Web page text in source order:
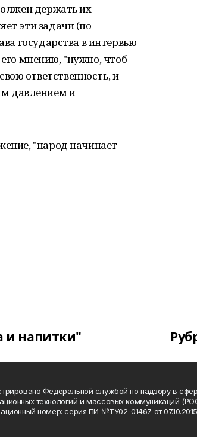
держать их
эти задачи (по
государства в интервью
мнению, "нужно, чтоб
ответственность, и
давлением и
"народ начинает
и напитки"
Федеральной службой по надзору в
технологий и массовых коммуникаций
номер: серия ПИ №ТУ02-01467 от